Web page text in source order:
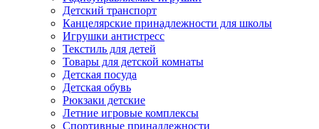
Детский транспорт
Канцелярские принадлежности для школы
Игрушки антистресс
Текстиль для детей
Товары для детской комнаты
Детская посуда
Детская обувь
Рюкзаки детские
Летние игровые комплексы
Спортивные принадлежности